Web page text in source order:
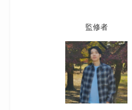
監修者